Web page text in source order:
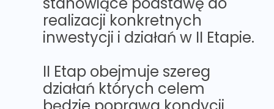
realizacji konkretnych
inwestycji i działań w II Etapie.
II Etap obejmuje szereg
działań których celem